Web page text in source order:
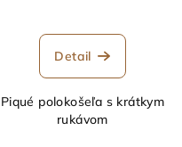
Detail
Piqué polokošeľa s krátkym
rukávom